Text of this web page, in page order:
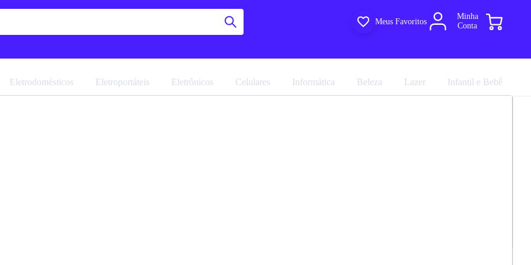
Meus Favoritos
Minha
Conta
Eletrodomésticos Eletroportáteis Eletrônicos Celulares Informática Beleza Lazer Infantil e Bebê